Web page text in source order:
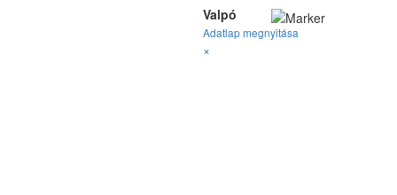
Valpó
Adatlap megnyitása
×